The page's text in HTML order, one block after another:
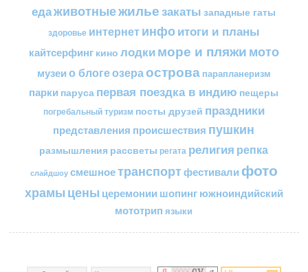
едаживотныежильезакаты западные гаты
здоровье интернетинфоитоги и планы
кайтсерфинг кино лодкиморе и пляжимото
музеи о блогеозераострова парапланеризм
парки паруса первая поездка в индию пещеры
погребальный туризм посты друзей праздники
представления происшествия пушкин
размышления рассветы регата религия репка
слайдшоу смешноетранспортфестивали фото
храмы цены церемонии шопингюжноиндийский
мототрип языки